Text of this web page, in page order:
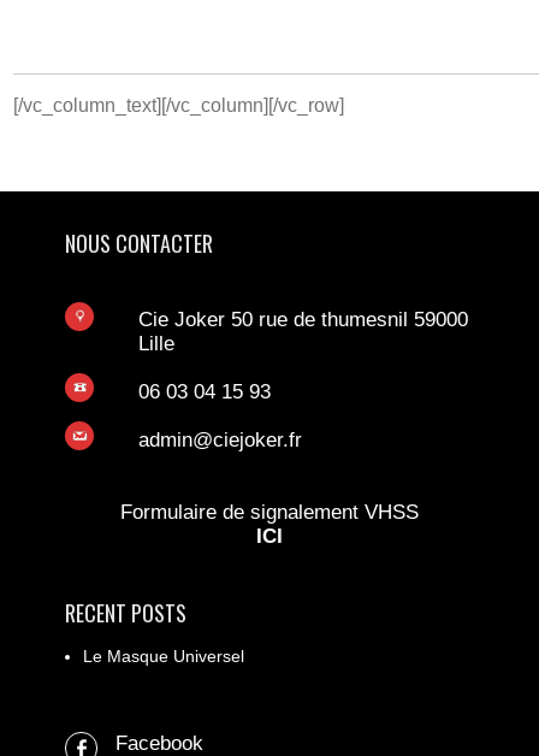
[/vc_column_text][/vc_column][/vc_row]
NOUS CONTACTER
Cie Joker 50 rue de thumesnil 59000
Lille
06 03 04 15 93
admin@ciejoker.fr
Formulaire de signalement VHSS
ICI
RECENT POSTS
Le Masque Universel
Facebook